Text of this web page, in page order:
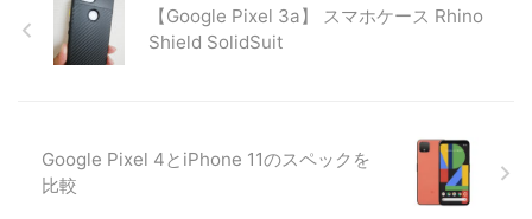
【Google Pixel 3a】 スマホケース Rhino
Shield SolidSuit
Google Pixel 4とiPhone 11のスペックを
比較